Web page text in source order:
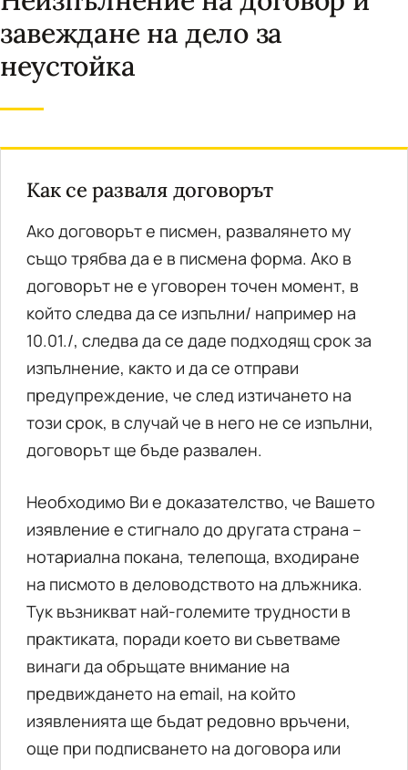
завеждане на дело за
неустойка
Как се разваля договорът
Ако договорът е писмен, развалянето му
също трябва да е в писмена форма. Ако в
договорът не е уговорен точен момент, в
който следва да се изпълни/ например на
10.01./, следва да се даде подходящ срок за
изпълнение, както и да се отправи
предупреждение, че след изтичането на
този срок, в случай че в него не се изпълни,
договорът ще бъде развален.
Необходимо Ви е доказателство, че Вашето
изявление е стигнало до другата страна –
нотариална покана, телепоща, входиране
на писмото в деловодството на длъжника.
Тук възникват най-големите трудности в
практиката, поради което ви съветваме
винаги да обръщате внимание на
предвиждането на email, на който
изявленията ще бъдат редовно връчени,
още при подписването на договора или